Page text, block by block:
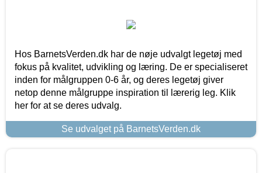
Hos BarnetsVerden.dk har de nøje udvalgt legetøj med
fokus på kvalitet, udvikling og læring. De er specialiseret
inden for målgruppen 0-6 år, og deres legetøj giver
netop denne målgruppe inspiration til lærerig leg. Klik
her for at se deres udvalg.
Se udvalget på BarnetsVerden.dk